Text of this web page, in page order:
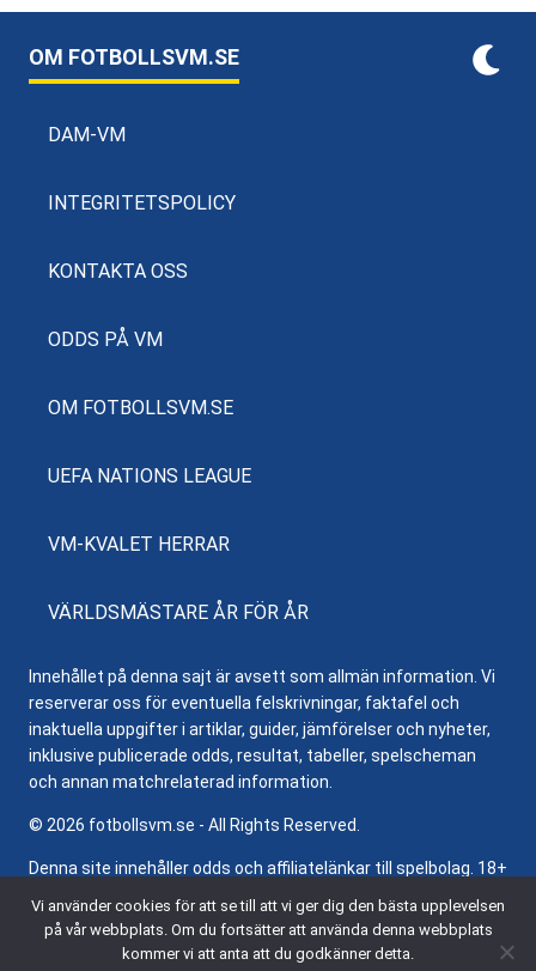
OM FOTBOLLSVM.SE
DAM-VM
INTEGRITETSPOLICY
KONTAKTA OSS
ODDS PÅ VM
OM FOTBOLLSVM.SE
UEFA NATIONS LEAGUE
VM-KVALET HERRAR
VÄRLDSMÄSTARE ÅR FÖR ÅR
Innehållet på denna sajt är avsett som allmän information. Vi
reserverar oss för eventuella felskrivningar, faktafel och
inaktuella uppgifter i artiklar, guider, jämförelser och nyheter,
inklusive publicerade odds, resultat, tabeller, spelscheman
och annan matchrelaterad information.
© 2026 fotbollsvm.se - All Rights Reserved.
Denna site innehåller odds och affiliatelänkar till spelbolag. 18+
information om ansvarsfullt spelande.
Vi använder cookies för att se till att vi ger dig den bästa upplevelsen
på vår webbplats. Om du fortsätter att använda denna webbplats
kommer vi att anta att du godkänner detta.